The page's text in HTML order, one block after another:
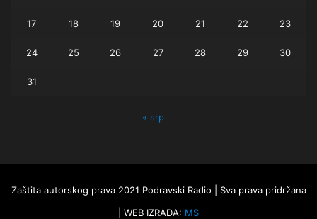
17 18 19 20 21 22 23
24 25 26 27 28 29 30
31
« srp
Zaštita autorskog prava 2021 Podravski Radio | Sva prava pridržana
| WEB IZRADA: MS